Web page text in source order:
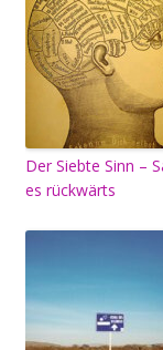
Der Siebte Sinn –
es rückwärts